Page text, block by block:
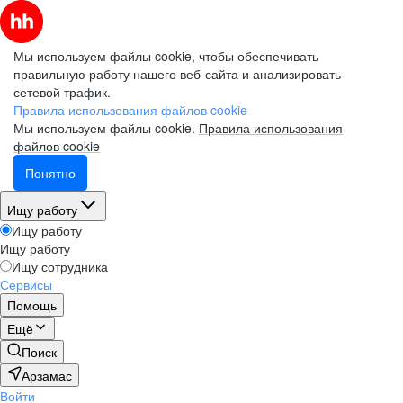
Мы используем файлы cookie, чтобы обеспечивать
правильную работу нашего веб-сайта и анализировать
сетевой трафик.
Правила использования файлов cookie
Мы используем файлы cookie. Правила использования
файлов cookie
Понятно
Ищу работу
Ищу работу
Ищу работу
Ищу сотрудника
Сервисы
Помощь
Ещё
Поиск
Арзамас
Войти